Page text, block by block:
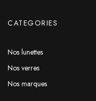
CATEGORIES
Nos lunettes
Nos verres
Nos marques